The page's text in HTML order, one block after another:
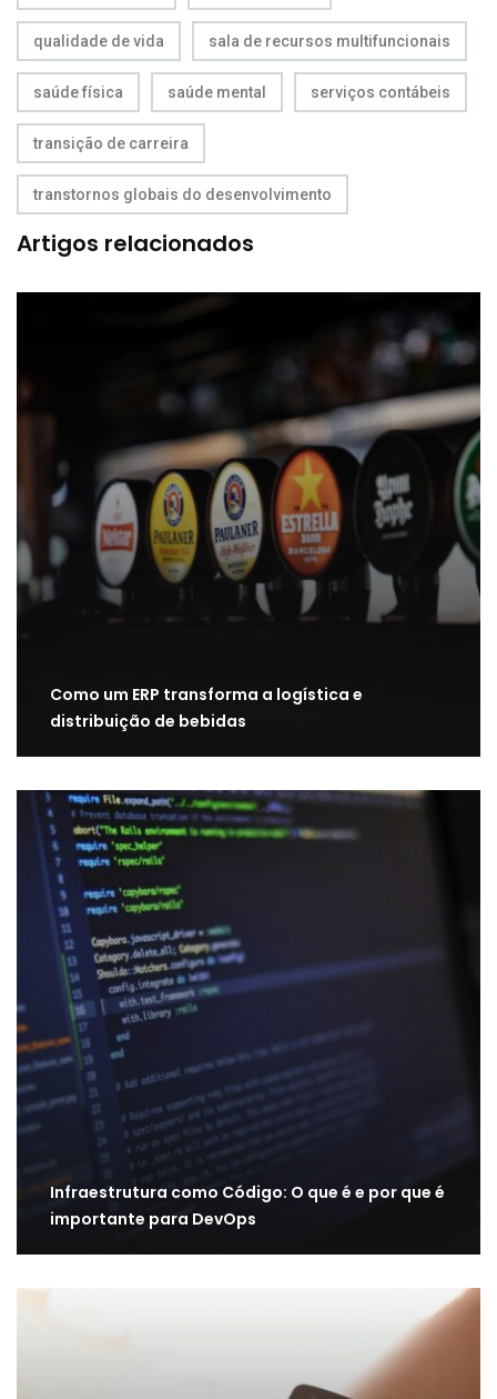
qualidade de vida sala de recursos multifuncionais
saúde física saúde mental serviços contábeis
transição de carreira
transtornos globais do desenvolvimento
Artigos relacionados
Como um ERP transforma a logística e
distribuição de bebidas
Infraestrutura como Código: O que é e por que é
importante para DevOps